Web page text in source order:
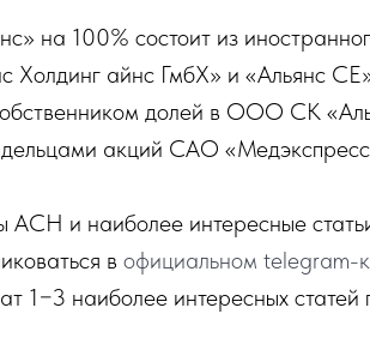
на 100% состоит из
Холдинг айнс ГмбХ» и «Альянс
долей в ООО СК
акций САО
АСН и наиболее интересные
в официальном
1−3 наиболее интересных статей